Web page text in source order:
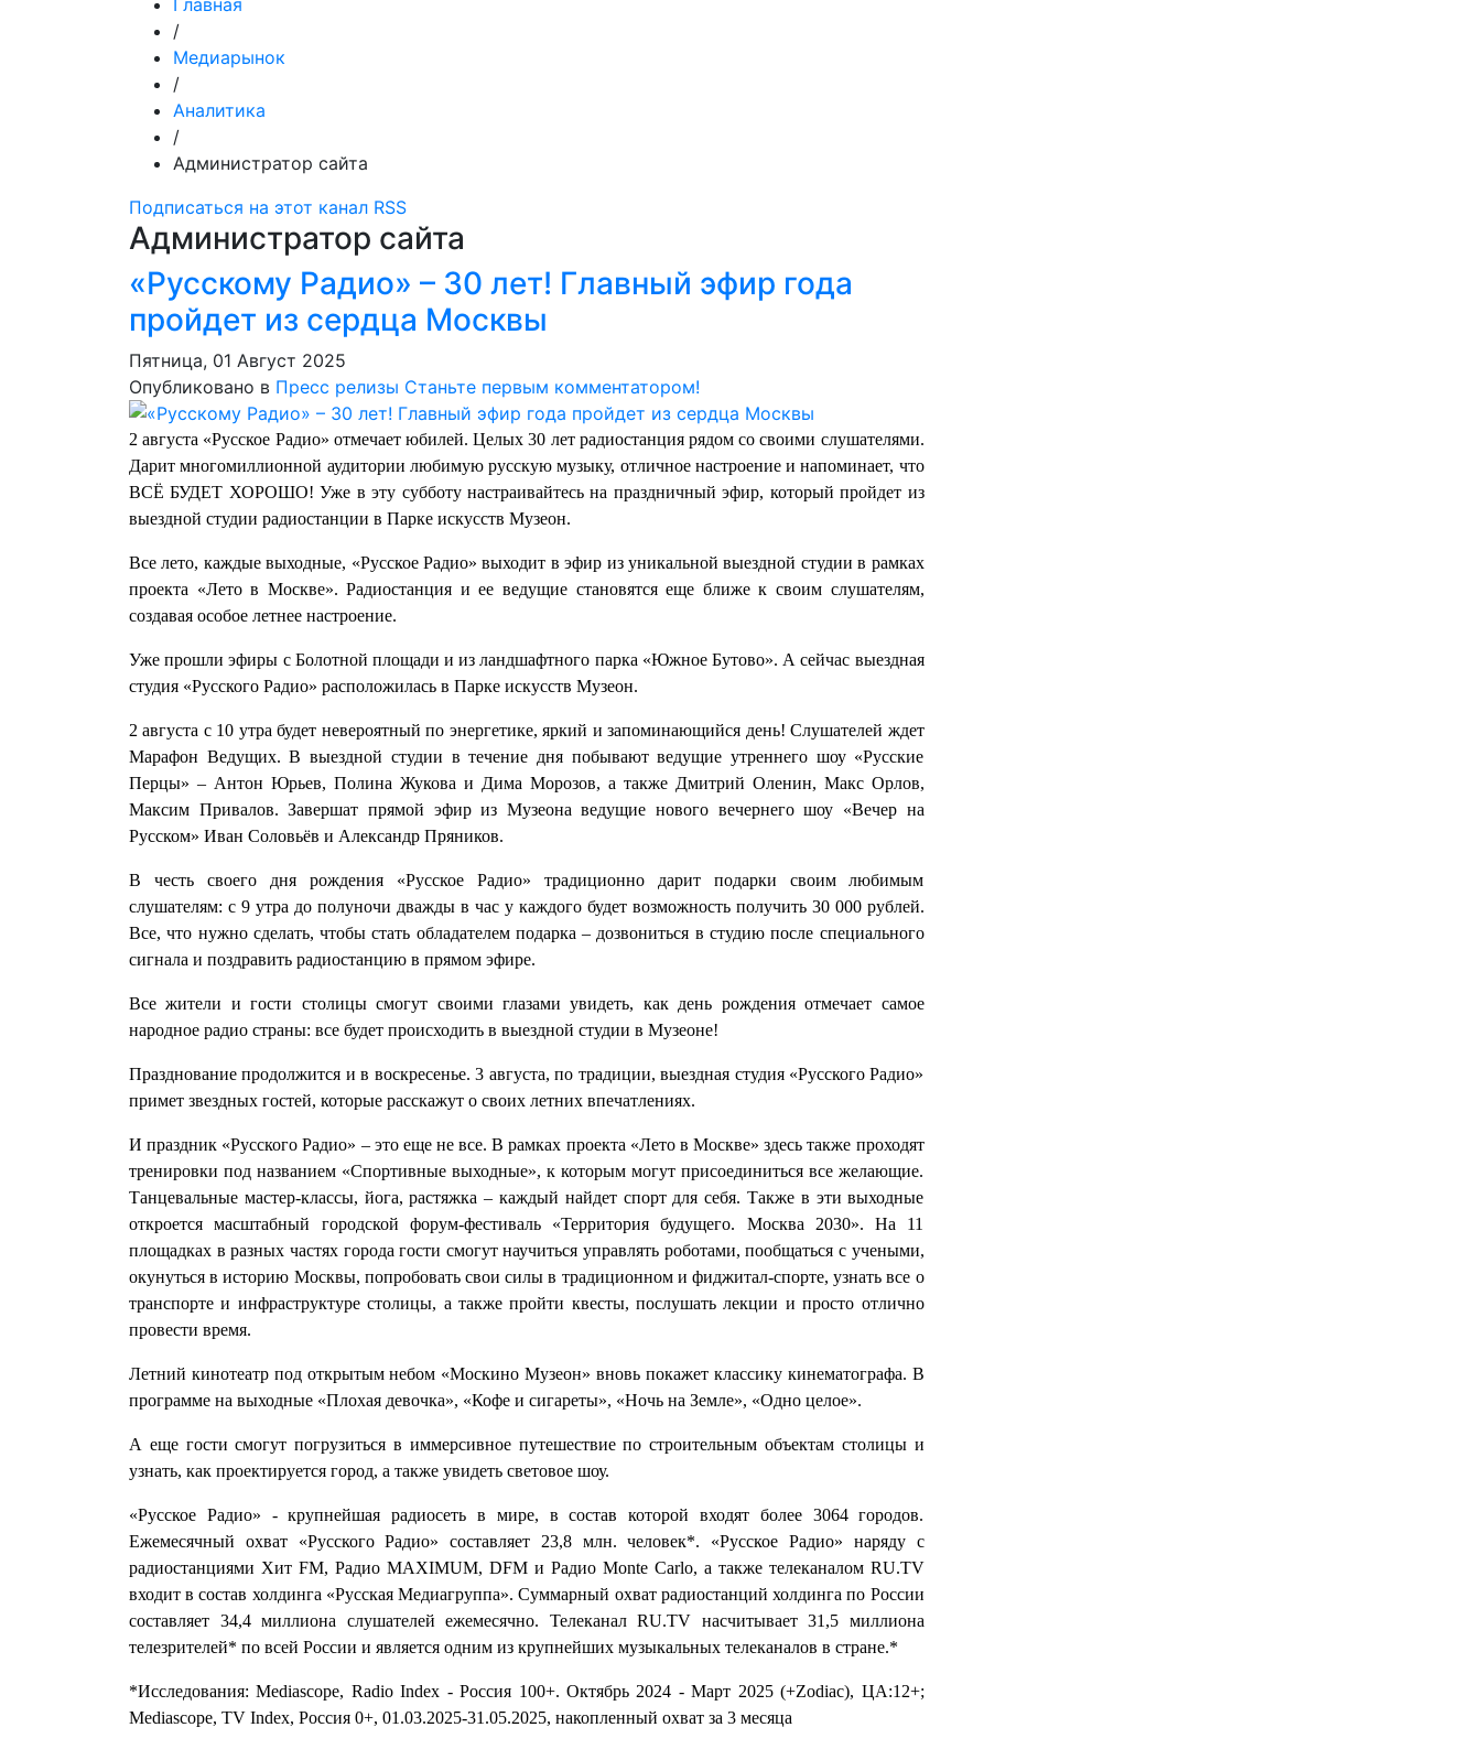
Главная
/
Медиарынок
/
Аналитика
/
Администратор сайта
Подписаться на этот канал RSS
Администратор сайта
«Русскому Радио» – 30 лет! Главный эфир года
пройдет из сердца Москвы
Пятница, 01 Август 2025
Опубликовано в Пресс релизы Станьте первым комментатором!
2 августа «Русское Радио» отмечает юбилей. Целых 30 лет радиостанция рядом со своими слушателями.
Дарит многомиллионной аудитории любимую русскую музыку, отличное настроение и напоминает, что
ВСЁ БУДЕТ ХОРОШО! Уже в эту субботу настраивайтесь на праздничный эфир, который пройдет из
выездной студии радиостанции в Парке искусств Музеон.
Все лето, каждые выходные, «Русское Радио» выходит в эфир из уникальной выездной студии в рамках
проекта «Лето в Москве». Радиостанция и ее ведущие становятся еще ближе к своим слушателям,
создавая особое летнее настроение.
Уже прошли эфиры с Болотной площади и из ландшафтного парка «Южное Бутово». А сейчас выездная
студия «Русского Радио» расположилась в Парке искусств Музеон.
2 августа с 10 утра будет невероятный по энергетике, яркий и запоминающийся день! Слушателей ждет
Марафон Ведущих. В выездной студии в течение дня побывают ведущие утреннего шоу «Русские
Перцы» – Антон Юрьев, Полина Жукова и Дима Морозов, а также Дмитрий Оленин, Макс Орлов,
Максим Привалов. Завершат прямой эфир из Музеона ведущие нового вечернего шоу «Вечер на
Русском» Иван Соловьёв и Александр Пряников.
В честь своего дня рождения «Русское Радио» традиционно дарит подарки своим любимым
слушателям: с 9 утра до полуночи дважды в час у каждого будет возможность получить 30 000 рублей.
Все, что нужно сделать, чтобы стать обладателем подарка – дозвониться в студию после специального
сигнала и поздравить радиостанцию в прямом эфире.
Все жители и гости столицы смогут своими глазами увидеть, как день рождения отмечает самое
народное радио страны: все будет происходить в выездной студии в Музеоне!
Празднование продолжится и в воскресенье. 3 августа, по традиции, выездная студия «Русского Радио»
примет звездных гостей, которые расскажут о своих летних впечатлениях.
И праздник «Русского Радио» – это еще не все. В рамках проекта «Лето в Москве» здесь также проходят
тренировки под названием «Спортивные выходные», к которым могут присоединиться все желающие.
Танцевальные мастер-классы, йога, растяжка – каждый найдет спорт для себя. Также в эти выходные
откроется масштабный городской форум-фестиваль «Территория будущего. Москва 2030». На 11
площадках в разных частях города гости смогут научиться управлять роботами, пообщаться с учеными,
окунуться в историю Москвы, попробовать свои силы в традиционном и фиджитал-спорте, узнать все о
транспорте и инфраструктуре столицы, а также пройти квесты, послушать лекции и просто отлично
провести время.
Летний кинотеатр под открытым небом «Москино Музеон» вновь покажет классику кинематографа. В
программе на выходные «Плохая девочка», «Кофе и сигареты», «Ночь на Земле», «Одно целое».
А еще гости смогут погрузиться в иммерсивное путешествие по строительным объектам столицы и
узнать, как проектируется город, а также увидеть световое шоу.
«Русское Радио» - крупнейшая радиосеть в мире, в состав которой входят более 3064 городов.
Ежемесячный охват «Русского Радио» составляет 23,8 млн. человек*. «Русское Радио» наряду с
радиостанциями Хит FM, Радио MAXIMUM, DFM и Радио Monte Carlo, а также телеканалом RU.TV
входит в состав холдинга «Русская Медиагруппа». Суммарный охват радиостанций холдинга по России
составляет 34,4 миллиона слушателей ежемесячно. Телеканал RU.TV насчитывает 31,5 миллиона
телезрителей* по всей России и является одним из крупнейших музыкальных телеканалов в стране.*
*Исследования: Mediascope, Radio Index - Россия 100+. Октябрь 2024 - Март 2025 (+Zodiac), ЦА:12+;
Mediascope, TV Index, Россия 0+, 01.03.2025-31.05.2025, накопленный охват за 3 месяца